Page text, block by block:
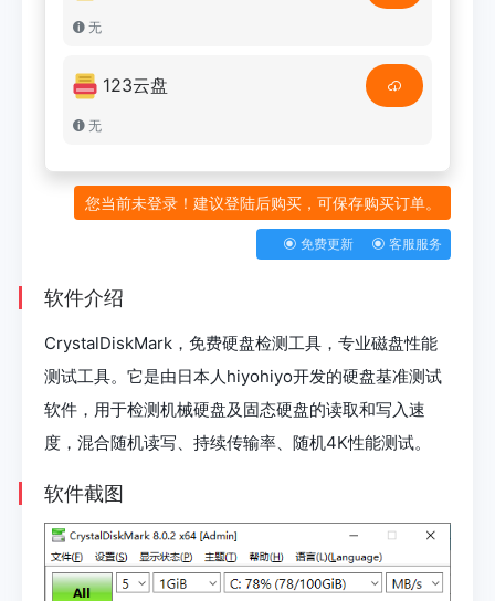
无
123云盘
无
您当前未登录！建议登陆后购买，可保存购买订单。
免费更新 客服服务
软件介绍
CrystalDiskMark，免费硬盘检测工具，专业磁盘性能
测试工具。它是由日本人hiyohiyo开发的硬盘基准测试
软件，用于检测机械硬盘及固态硬盘的读取和写入速
度，混合随机读写、持续传输率、随机4K性能测试。
软件截图